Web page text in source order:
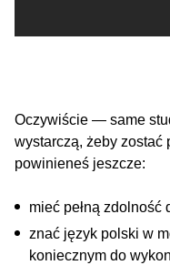
Oczywiście — same
wystarczą, żeby zostać
powinieneś jeszcze:
mieć pełną zdolność
znać język polski w
koniecznym do